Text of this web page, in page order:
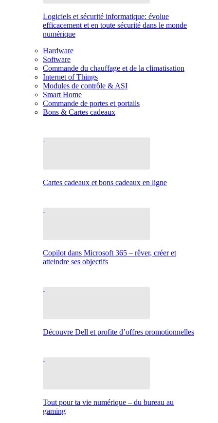
Logiciels et sécurité informatique: évolue
efficacement et en toute sécurité dans le monde
numérique
Hardware
Software
Commande du chauffage et de la climatisation
Internet of Things
Modules de contrôle & ASI
Smart Home
Commande de portes et portails
Bons & Cartes cadeaux
Cartes cadeaux et bons cadeaux en ligne
Copilot dans Microsoft 365 – rêver, créer et
atteindre ses objectifs
Découvre Dell et profite d’offres promotionnelles
Tout pour ta vie numérique – du bureau au
gaming